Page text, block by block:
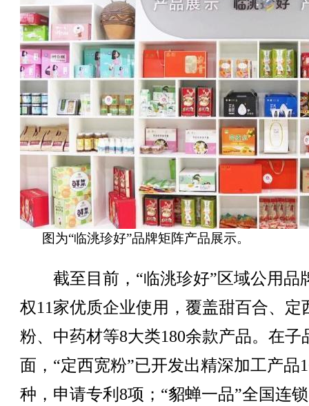
图为“临洮珍好”品牌矩阵产品展示。
截至目前，“临洮珍好”区域公用品
权11家优质企业使用，覆盖甜百合、定
粉、中药材等8大类180余款产品。在子
面，“定西宽粉”已开发出精深加工产品
种，申请专利8项；“貂蝉一品”全国连